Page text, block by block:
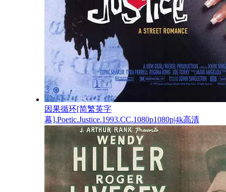
因果循环[简繁英字
幕].Poetic.Justice.1993.CC.1080p1080p|4k高清